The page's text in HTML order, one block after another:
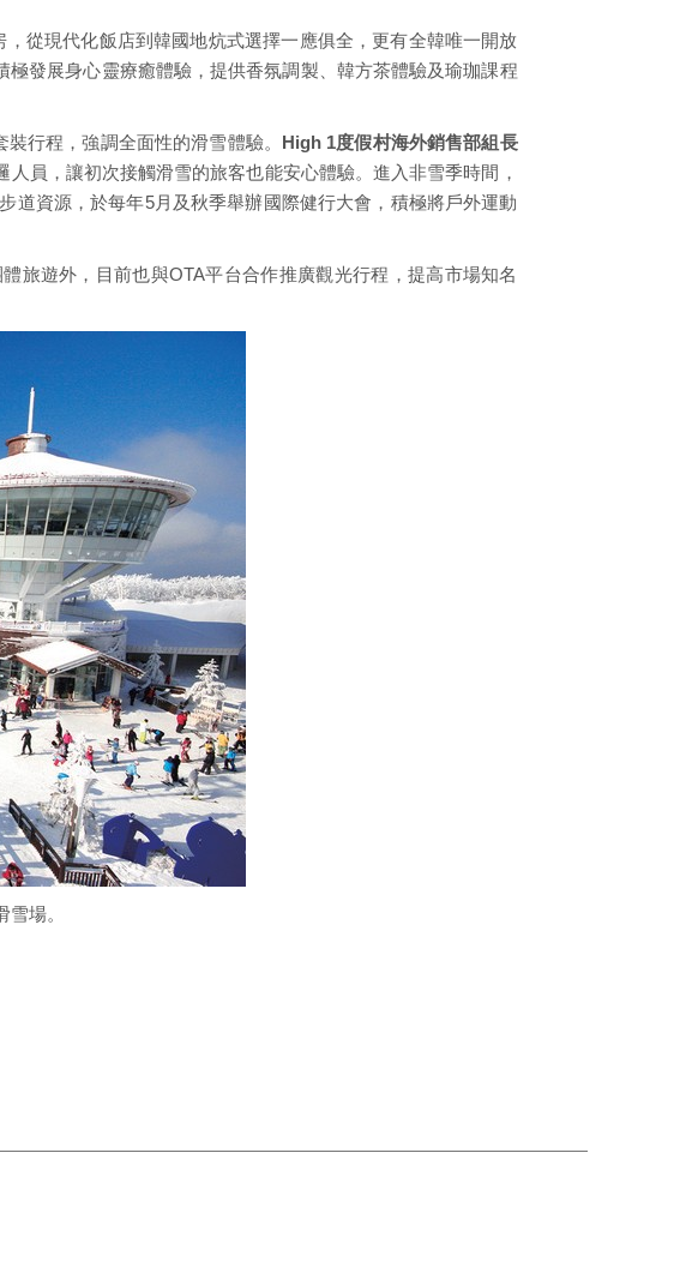
從現代化飯店到韓國地炕式選擇一應俱全，更有全韓唯一開放
發展身心靈療癒體驗，提供香氛調製、韓方茶體驗及瑜珈課程
行程，強調全面性的滑雪體驗。 High 1度假村海外銷售部組長
員，讓初次接觸滑雪的旅客也能安心體驗。進入非雪季時間，
道資源，於每年5月及秋季舉辦國際健行大會，積極將戶外運動
旅遊外，目前也與OTA平台合作推廣觀光行程，提高市場知名
場。